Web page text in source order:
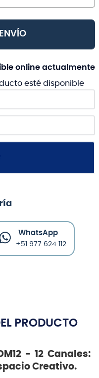
online actualmente
esté disponible
WhatsApp
+51 977 624 112
PRODUCTO
- 12 Canales:
Creativo.